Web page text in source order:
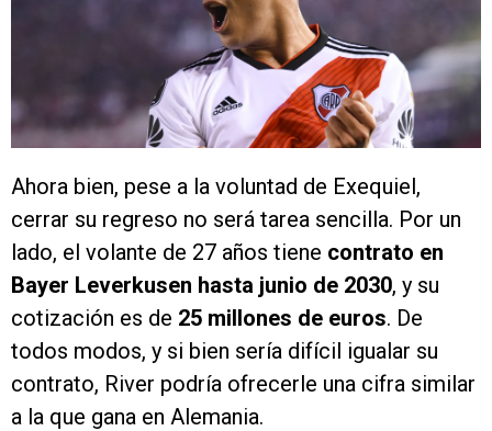
Ahora bien, pese a la voluntad de Exequiel,
cerrar su regreso no será tarea sencilla. Por un
lado, el volante de 27 años tiene contrato en
Bayer Leverkusen hasta junio de 2030, y su
cotización es de 25 millones de euros. De
todos modos, y si bien sería difícil igualar su
contrato, River podría ofrecerle una cifra similar
a la que gana en Alemania.